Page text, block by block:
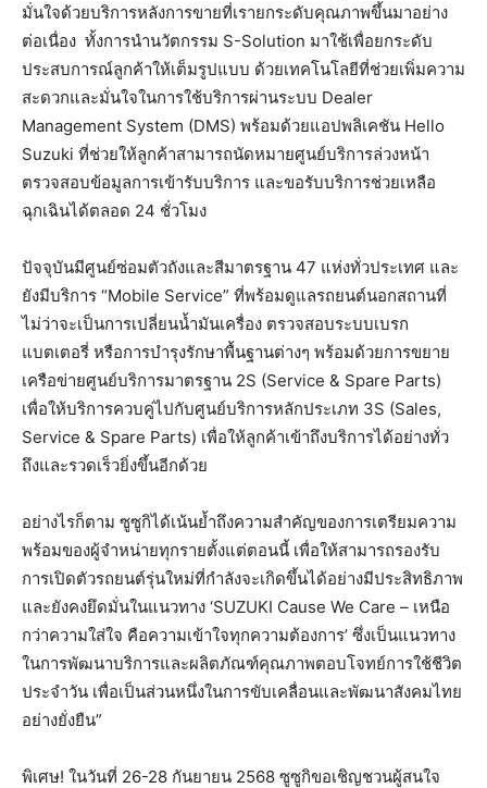
มั่นใจด้วยบริการหลังการขายที่เรายกระดับคุณภาพขึ้นมาอย่าง
ต่อเนื่อง ทั้งการนำนวัตกรรม S-Solution มาใช้เพื่อยกระดับ
ประสบการณ์ลูกค้าให้เต็มรูปแบบ ด้วยเทคโนโลยีที่ช่วยเพิ่มความ
สะดวกและมั่นใจในการใช้บริการผ่านระบบ Dealer
Management System (DMS) พร้อมด้วยแอปพลิเคชัน Hello
Suzuki ที่ช่วยให้ลูกค้าสามารถนัดหมายศูนย์บริการล่วงหน้า
ตรวจสอบข้อมูลการเข้ารับบริการ และขอรับบริการช่วยเหลือ
ฉุกเฉินได้ตลอด 24 ชั่วโมง
ปัจจุบันมีศูนย์ซ่อมตัวถังและสีมาตรฐาน 47 แห่งทั่วประเทศ และ
ยังมีบริการ “Mobile Service” ที่พร้อมดูแลรถยนต์นอกสถานที่
ไม่ว่าจะเป็นการเปลี่ยนน้ำมันเครื่อง ตรวจสอบระบบเบรก
แบตเตอรี่ หรือการบำรุงรักษาพื้นฐานต่างๆ พร้อมด้วยการขยาย
เครือข่ายศูนย์บริการมาตรฐาน 2S (Service & Spare Parts)
เพื่อให้บริการควบคู่ไปกับศูนย์บริการหลักประเภท 3S (Sales,
Service & Spare Parts) เพื่อให้ลูกค้าเข้าถึงบริการได้อย่างทั่ว
ถึงและรวดเร็วยิ่งขึ้นอีกด้วย
อย่างไรก็ตาม ซูซูกิได้เน้นย้ำถึงความสำคัญของการเตรียมความ
พร้อมของผู้จำหน่ายทุกรายตั้งแต่ตอนนี้ เพื่อให้สามารถรองรับ
การเปิดตัวรถยนต์รุ่นใหม่ที่กำลังจะเกิดขึ้นได้อย่างมีประสิทธิภาพ
และยังคงยึดมั่นในแนวทาง ‘SUZUKI Cause We Care – เหนือ
กว่าความใส่ใจ คือความเข้าใจทุกความต้องการ’ ซึ่งเป็นแนวทาง
ในการพัฒนาบริการและผลิตภัณฑ์คุณภาพตอบโจทย์การใช้ชีวิต
ประจำวัน เพื่อเป็นส่วนหนึ่งในการขับเคลื่อนและพัฒนาสังคมไทย
อย่างยั่งยืน”
พิเศษ! ในวันที่ 26-28 กันยายน 2568 ซูซูกิขอเชิญชวนผู้สนใจ